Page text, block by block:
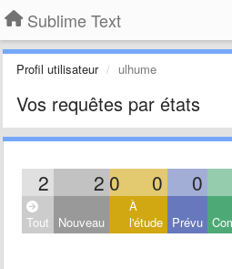
Sublime Text
Profil utilisateur ulhume
Vos requêtes par états
2 2 0 0 0
Tout Nouveau
À
l'étude Prévu